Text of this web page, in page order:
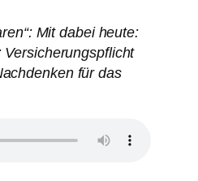
Mit dabei heute:
für das